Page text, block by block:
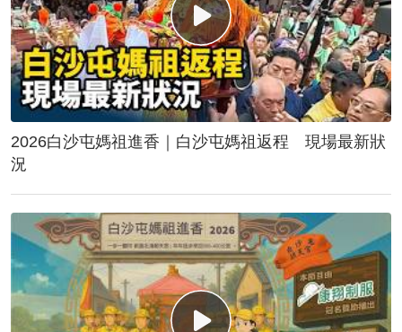
2026白沙屯媽祖進香｜白沙屯媽祖返程 現場最新狀
況